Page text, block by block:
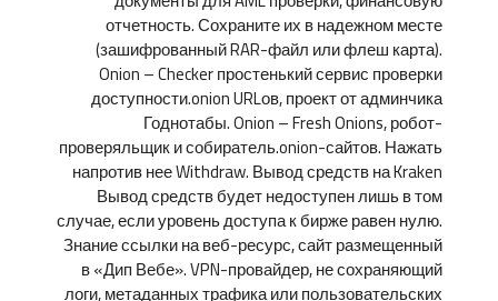
отчетность. Сохраните их в надежном месте
(зашифрованный RAR-файл или флеш карта).
Onion – Checker простенький сервис проверки
доступности.onion URLов, проект от админчика
Годнотабы. Onion – Fresh Onions, робот-
проверяльщик и собиратель.onion-сайтов. Нажать
напротив нее Withdraw. Вывод средств на Kraken
Вывод средств будет недоступен лишь в том
случае, если уровень доступа к бирже равен нулю.
Знание ссылки на веб-ресурс, сайт размещенный
в «Дип Вебе». VPN-провайдер, не сохраняющий
логи, метаданных трафика или пользовательских